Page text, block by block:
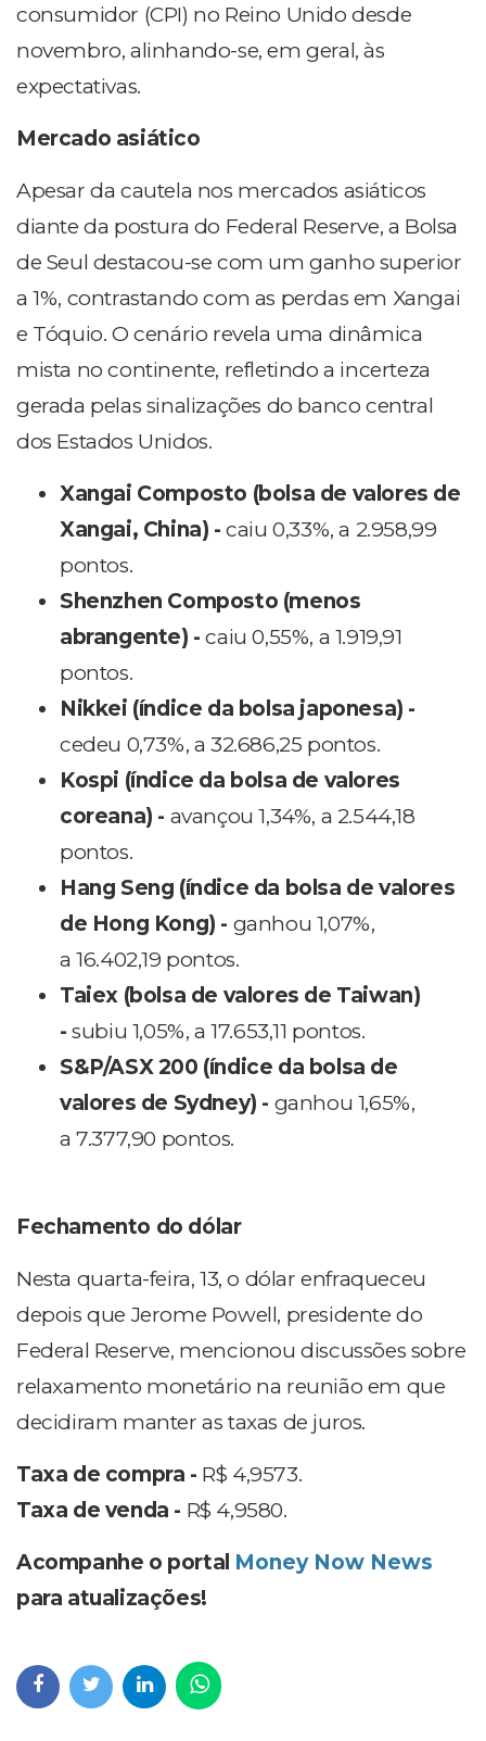
consumidor (CPI) no Reino Unido desde
novembro, alinhando-se, em geral, às
expectativas.
Mercado asiático
Apesar da cautela nos mercados asiáticos
diante da postura do Federal Reserve, a Bolsa
de Seul destacou-se com um ganho superior
a 1%, contrastando com as perdas em Xangai
e Tóquio. O cenário revela uma dinâmica
mista no continente, refletindo a incerteza
gerada pelas sinalizações do banco central
dos Estados Unidos.
Xangai Composto (bolsa de valores de
Xangai, China) -caiu 0,33%, a 2.958,99
pontos.
Shenzhen Composto (menos
abrangente) - caiu 0,55%, a 1.919,91
pontos.
Nikkei (índice da bolsa japonesa) -
cedeu 0,73%, a 32.686,25 pontos.
Kospi (índice da bolsa de valores
coreana) - avançou 1,34%, a 2.544,18
pontos.
Hang Seng (índice da bolsa de valores
de Hong Kong) - ganhou 1,07%,
a 16.402,19 pontos.
Taiex (bolsa de valores de Taiwan)
- subiu 1,05%, a 17.653,11 pontos.
S&P/ASX 200 (índice da bolsa de
valores de Sydney) - ganhou 1,65%,
a 7.377,90 pontos.
Fechamento do dólar
Nesta quarta-feira, 13, o dólar enfraqueceu
depois que Jerome Powell, presidente do
Federal Reserve, mencionou discussões sobre
relaxamento monetário na reunião em que
decidiram manter as taxas de juros.
Taxa de compra - R$ 4,9573.
Taxa de venda - R$ 4,9580.
Acompanhe o portal Money Now News
para atualizações!